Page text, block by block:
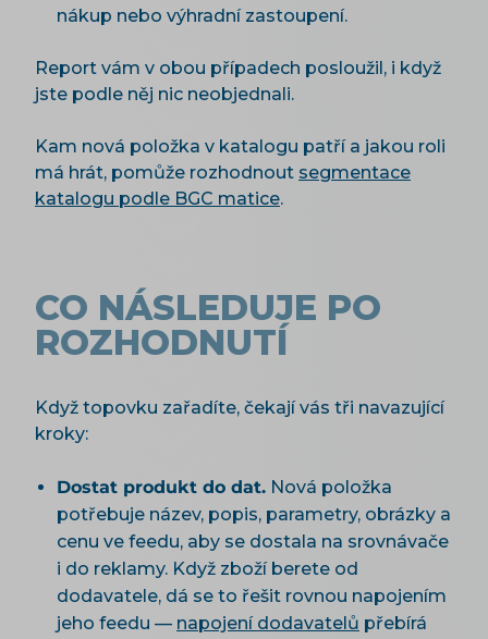
nákup nebo výhradní zastoupení.
Report vám v obou případech posloužil, i když
jste podle něj nic neobjednali.
Kam nová položka v katalogu patří a jakou roli
má hrát, pomůže rozhodnout segmentace
katalogu podle BGC matice.
CO NÁSLEDUJE PO
ROZHODNUTÍ
Když topovku zařadíte, čekají vás tři navazující
kroky:
Dostat produkt do dat. Nová položka
potřebuje název, popis, parametry, obrázky a
cenu ve feedu, aby se dostala na srovnávače
i do reklamy. Když zboží berete od
dodavatele, dá se to řešit rovnou napojením
jeho feedu — napojení dodavatelů přebírá